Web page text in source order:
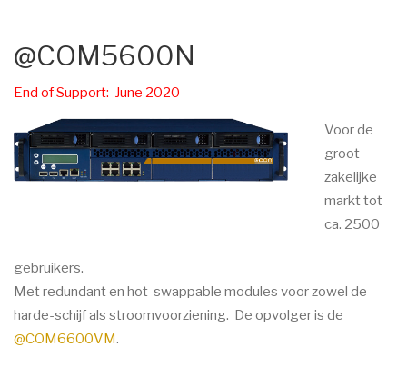
@COM5600N
End of Support: June 2020
Voor de
groot
zakelijke
markt tot
ca. 2500
gebruikers.
Met redundant en hot-swappable modules voor zowel de
harde-schijf als stroomvoorziening. De opvolger is de
@COM6600VM.